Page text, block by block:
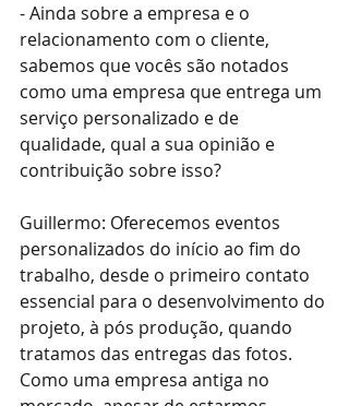
- Ainda sobre a empresa e o
relacionamento com o cliente,
sabemos que vocês são notados
como uma empresa que entrega um
serviço personalizado e de
qualidade, qual a sua opinião e
contribuição sobre isso?
Guillermo: Oferecemos eventos
personalizados do início ao fim do
trabalho, desde o primeiro contato
essencial para o desenvolvimento do
projeto, à pós produção, quando
tratamos das entregas das fotos.
Como uma empresa antiga no